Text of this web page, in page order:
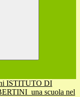
ISTITUTO DI
una scuola nel